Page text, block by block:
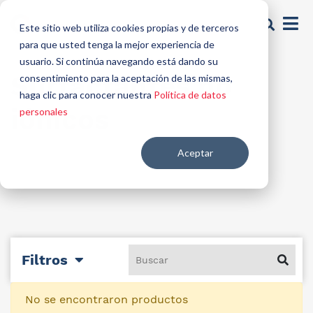
Este sitio web utiliza cookies propias y de terceros
para que usted tenga la mejor experiencia de
usuario. Si continúa navegando está dando su
consentimiento para la aceptación de las mismas,
haga clic para conocer nuestra Política de datos
personales
Aceptar
Surfactantes no
iónicos
Filtros
No se encontraron productos